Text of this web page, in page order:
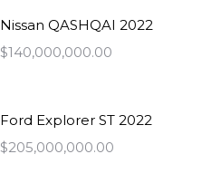
Nissan QASHQAI 2022
$140,000,000.00
Ford Explorer ST 2022
$205,000,000.00